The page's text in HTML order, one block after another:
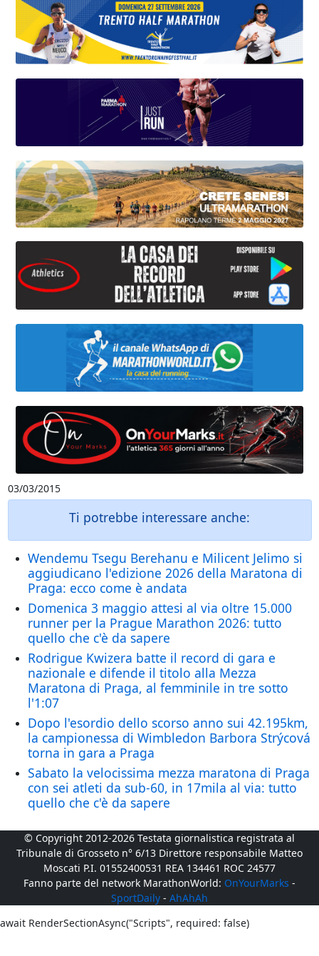
03/03/2015
Ti potrebbe interessare anche:
Wendemu Tsegu Berehanu e Milicent Jelimo si
aggiudicano l'edizione 2026 della Maratona di
Praga: ecco come è andata
Domenica 3 maggio attesi al via oltre 15.000
runner per la Prague Marathon 2026: tutto
quello che c'è da sapere
Rodrigue Kwizera batte il record di gara e
nazionale e difende il titolo alla Mezza
Maratona di Praga, al femminile in tre sotto
l'1:07
Dopo l'esordio dello scorso anno sui 42.195km,
la campionessa di Wimbledon Barbora Strýcová
torna in gara a Praga
Sabato la velocissima mezza maratona di Praga
con sei atleti da sub-60, in 17mila al via: tutto
quello che c'è da sapere
© Copyright 2012-2026 Testata giornalistica registrata al
Tribunale di Grosseto n° 6/13 Direttore responsabile Matteo
Moscati P.I. 01552400531 REA 134461 ROC 24577
Fanno parte del network MarathonWorld: OnYourMarks -
SportDaily - AhAhAh
await RenderSectionAsync("Scripts", required: false)